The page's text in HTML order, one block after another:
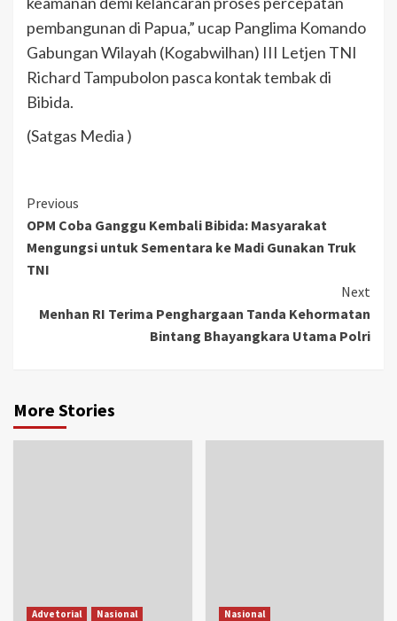
pembangunan di Papua,” ucap Panglima Komando
Gabungan Wilayah (Kogabwilhan) III Letjen TNI
Richard Tampubolon pasca kontak tembak di
Bibida.
(Satgas Media )
Previous
OPM Coba Ganggu Kembali Bibida: Masyarakat
Mengungsi untuk Sementara ke Madi Gunakan Truk
TNI
Next
Menhan RI Terima Penghargaan Tanda Kehormatan
Bintang Bhayangkara Utama Polri
More Stories
Advetorial Nasional Nasional